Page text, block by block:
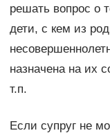
решать вопрос о
дети, с кем из
назначена на их
т.п.
Если супруг не